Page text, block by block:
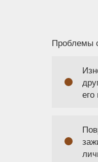
Проблемы